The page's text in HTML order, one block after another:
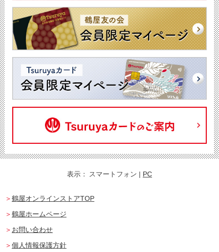
表示： スマートフォン | PC
鶴屋オンラインストアTOP
鶴屋ホームページ
お問い合わせ
個人情報保護方針